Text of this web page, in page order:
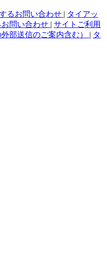
るお問い合わせ | タイアッ
問い合わせ | サイトご利用
部送信のご案内含む） | タ